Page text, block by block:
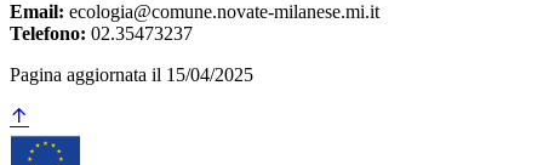
Email: ecologia@comune.novate-milanese.mi.it
Telefono: 02.35473237
Pagina aggiornata il 15/04/2025